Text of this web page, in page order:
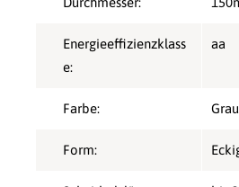
Energieeffizienzklass
e:
aa
Farbe: Grau
Form: